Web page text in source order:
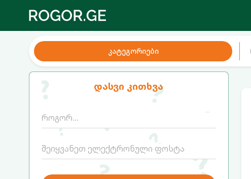
კატეგორიები
დასვი კითხვა